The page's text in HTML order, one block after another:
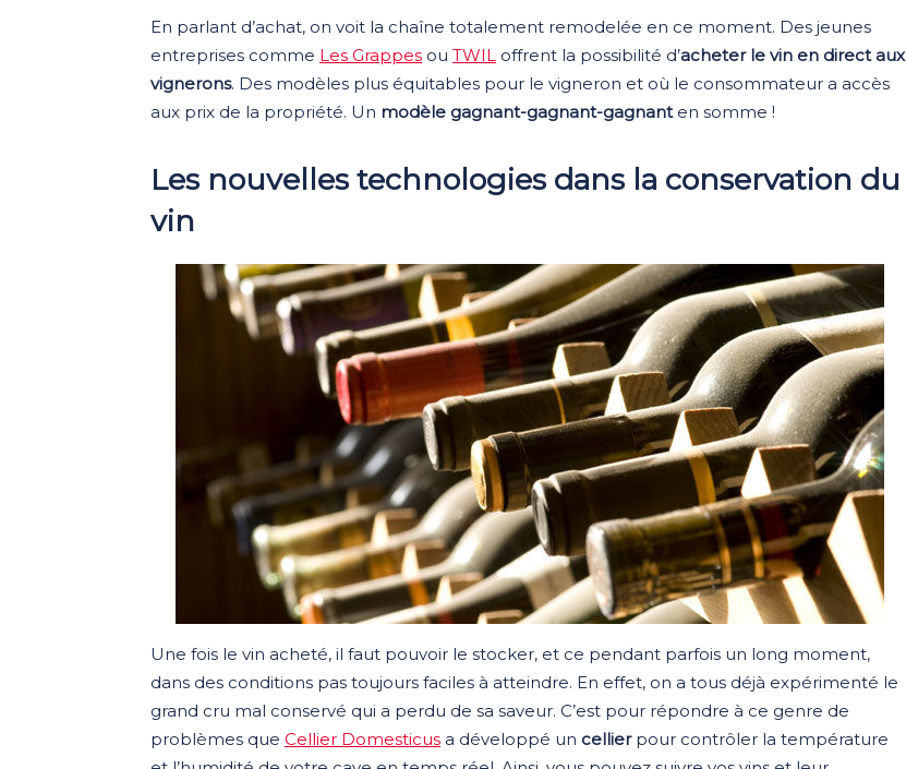
En parlant d’achat, on voit la chaîne totalement remodelée en ce moment. Des jeunes
entreprises comme Les Grappes ou TWIL offrent la possibilité d’acheter le vin en direct aux
vignerons. Des modèles plus équitables pour le vigneron et où le consommateur a accès
aux prix de la propriété. Un modèle gagnant-gagnant-gagnanten somme !
Les nouvelles technologies dans la conservation du
vin
Une fois le vin acheté, il faut pouvoir le stocker, et ce pendant parfois un long moment,
dans des conditions pas toujours faciles à atteindre. En effet, on a tous déjà expérimenté le
grand cru mal conservé qui a perdu de sa saveur. C’est pour répondre à ce genre de
problèmes que Cellier Domesticus a développé un cellierpour contrôler la température